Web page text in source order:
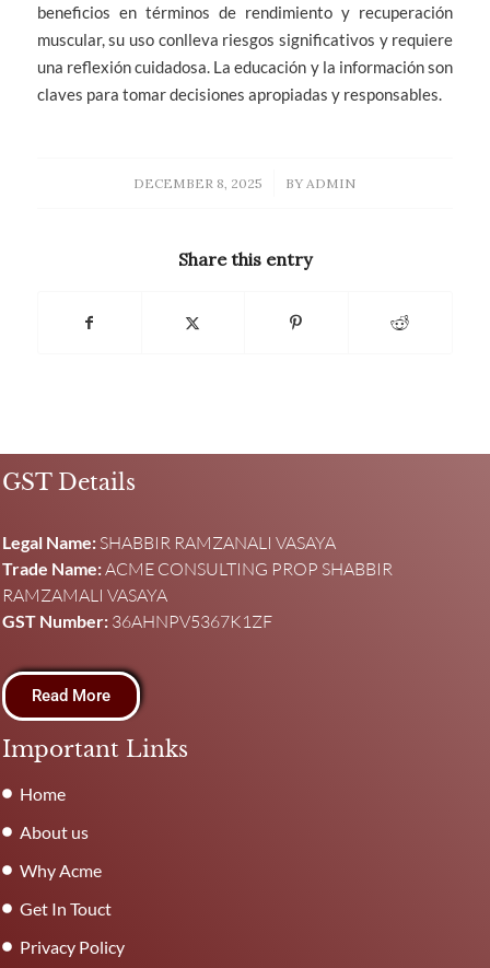
beneficios en términos de rendimiento y recuperación
muscular, su uso conlleva riesgos significativos y requiere
una reflexión cuidadosa. La educación y la información son
claves para tomar decisiones apropiadas y responsables.
DECEMBER 8, 2025
/ BY ADMIN
Share this entry
GST Details
Legal Name: SHABBIR RAMZANALI VASAYA
Trade Name:ACME CONSULTING PROP SHABBIR
RAMZAMALI VASAYA
GST Number: 36AHNPV5367K1ZF
Read More
Important Links
Home
About us
Why Acme
Get In Touct
Privacy Policy